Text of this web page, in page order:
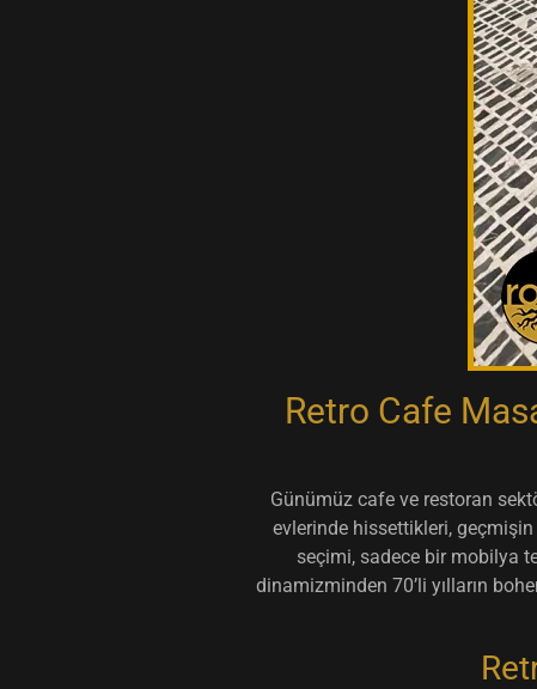
Retro Cafe
Günümüz cafe ve restoran
evlerinde hissettikleri, geçmişin
seçimi, sadece bir mobilya
dinamizminden 70’li yılların